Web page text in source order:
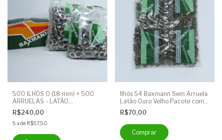
500 ILHÓS 0 (18 mm) + 500
ARRUELAS - LATÃO
NIQUELADO - ILHÓS ZERO
BAXMANN
R$240,00
5 xde R$57,50
Ilhós 54 Baxmann Sem Arruela
Latão Ouro Velho Pacote com
1000 Unidades
R$70,00